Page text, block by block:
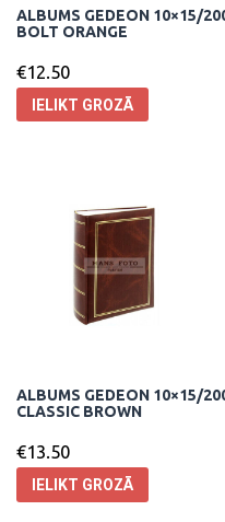
ALBUMS GEDEON 10×15/
BOLT ORANGE
€12.50
IELIKT GROZĀ
ALBUMS GEDEON 10×15/
CLASSIC BROWN
€13.50
IELIKT GROZĀ